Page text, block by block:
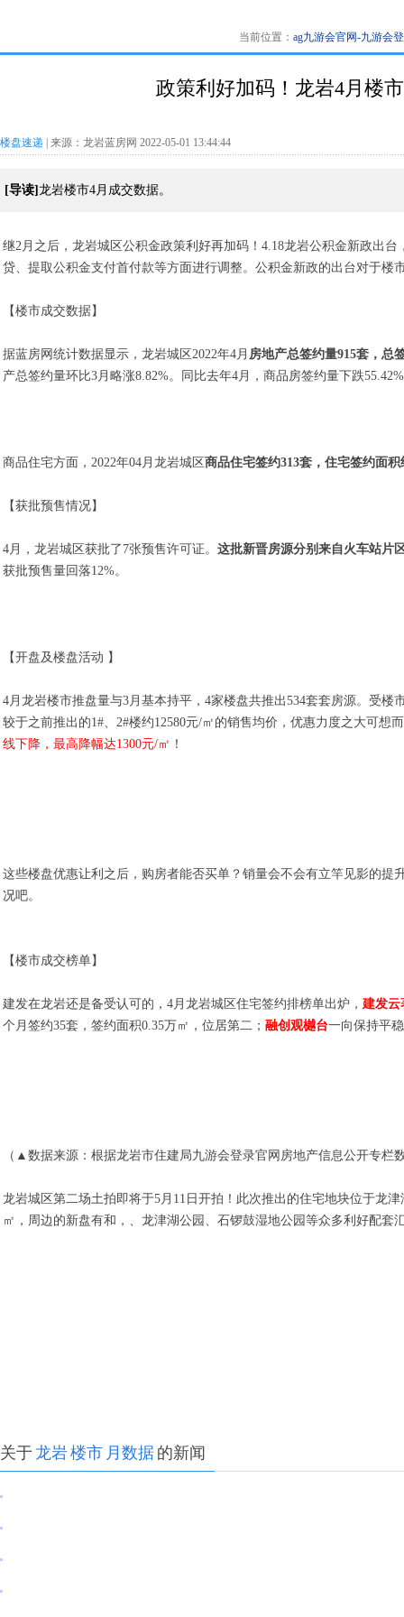
当前位置： ag九游会官网-九游会
政策利好加码！龙岩4月楼
楼盘速递 | 来源：龙岩蓝房网 2022-05-01 13:44:44
[导读] 龙岩楼市4月成交数据。
继2月之后，龙岩城区公积金政策利好再加码！4.18龙岩公积金新政出
贷、提取公积金支付首付款等方面进行调整。公积金新政的出台对于
【楼市成交数据】
据蓝房网统计数据显示，龙岩城区2022年4月 房地产总签约量915套，总
产总签约量环比3月略涨8.82%。同比去年4月，商品房签约量下跌
商品住宅方面，2022年04月龙岩城区商品住宅签约313套，住宅签约面积
【获批预售情况】
4月，龙岩城区获批了7张预售许可证。 这批新晋房源分别来自火车站片
获批预售量回落12%。
【开盘及楼盘活动 】
4月龙岩楼市推盘量与3月基本持平，4家楼盘共推出534套套房源。受楼
较于之前推出的1#、2#楼约12580元/㎡的销售均价，优惠力度之大可想
线下降，最高降幅达1300元/㎡ ！
这些楼盘优惠让利之后，购房者能否买单？销量会不会有立竿见影的
况吧。
【楼市成交榜单】
建发在龙岩还是备受认可的，4月龙岩城区住宅签约排榜单出炉， 建发云
个月签约35套，签约面积0.35万㎡，位居第二； 融创观樾台一向保持平
（▲数据来源：根据龙岩市住建局九游会登录官网房地产信息公开专栏
龙岩城区第二场土拍即将于5月11日开拍！此次推出的住宅地块位于龙
㎡，周边的新盘有和，、龙津湖公园、石锣鼓湿地公园等众多利好配
关于 龙岩楼市 月数据 的新闻